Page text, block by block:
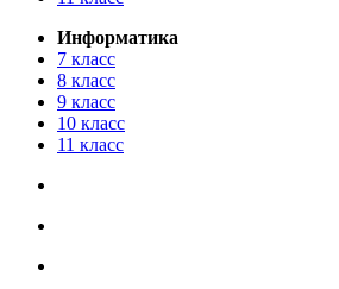
Информатика
7 класс
8 класс
9 класс
10 класс
11 класс